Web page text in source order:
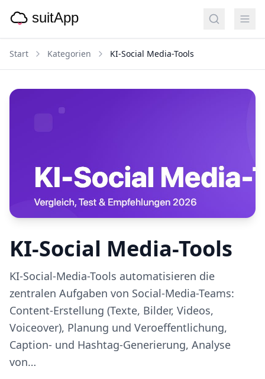
Start Kategorien KI-Social Media-Tools
KI-Social Media-Tools
KI-Social-Media-Tools automatisieren die
zentralen Aufgaben von Social-Media-Teams:
Content-Erstellung (Texte, Bilder, Videos,
Voiceover), Planung und Veroeffentlichung,
Caption- und Hashtag-Generierung, Analyse
von…